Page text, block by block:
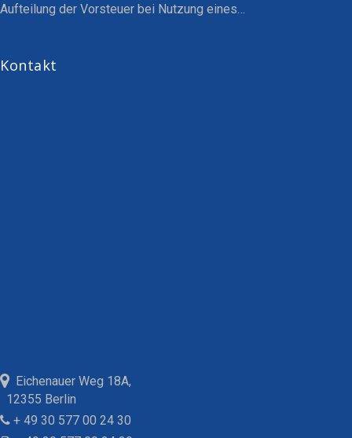
Aufteilung der Vorsteuer bei Nutzung eines…
Kontakt
Eichenauer Weg 18A,
12355 Berlin
+ 49 30 577 00 24 30